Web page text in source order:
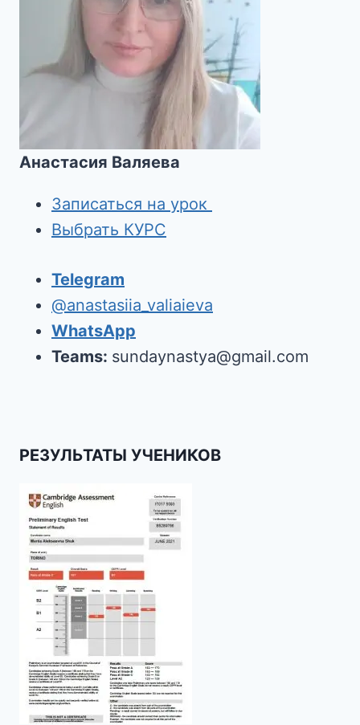
Анастасия Валяева
Записаться на урок
Выбрать КУРС
Telegram
@anastasiia_valiaieva
WhatsApp
Teams: sundaynastya@gmail.com
РЕЗУЛЬТАТЫ УЧЕНИКОВ